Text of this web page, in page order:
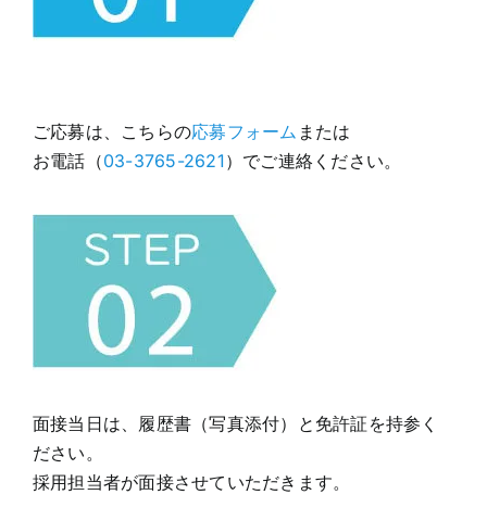
ご応募は、こちらの応募フォーム または
お電話（03-3765-2621）でご連絡ください。
面接当日は、履歴書（写真添付）と免許証を持参く
ださい。
採用担当者が面接させていただきます。